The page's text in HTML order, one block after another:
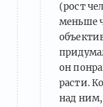
(рост
меньше
он
расти.
над ним,